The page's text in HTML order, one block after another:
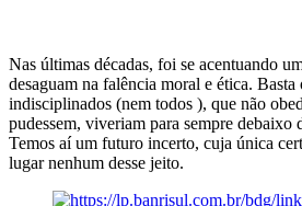
Nas últimas décadas, foi se acentuando
desaguam na falência moral e ética.
indisciplinados (nem todos ), que não
pudessem, viveriam para sempre debaixo
Temos aí um futuro incerto, cuja única
lugar nenhum desse jeito.